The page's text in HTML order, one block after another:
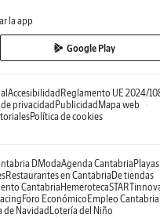
la app
Google Play
Accesibilidad Reglamento UE 2024/
privacidad Publicidad Mapa web
Política de cookies
DModaAgenda Cantabria Playas
Restaurantes en Cantabria De tiendas
CantabriaHemeroteca
Foro Económico Empleo Cantabria
de Navidad Lotería del Niño